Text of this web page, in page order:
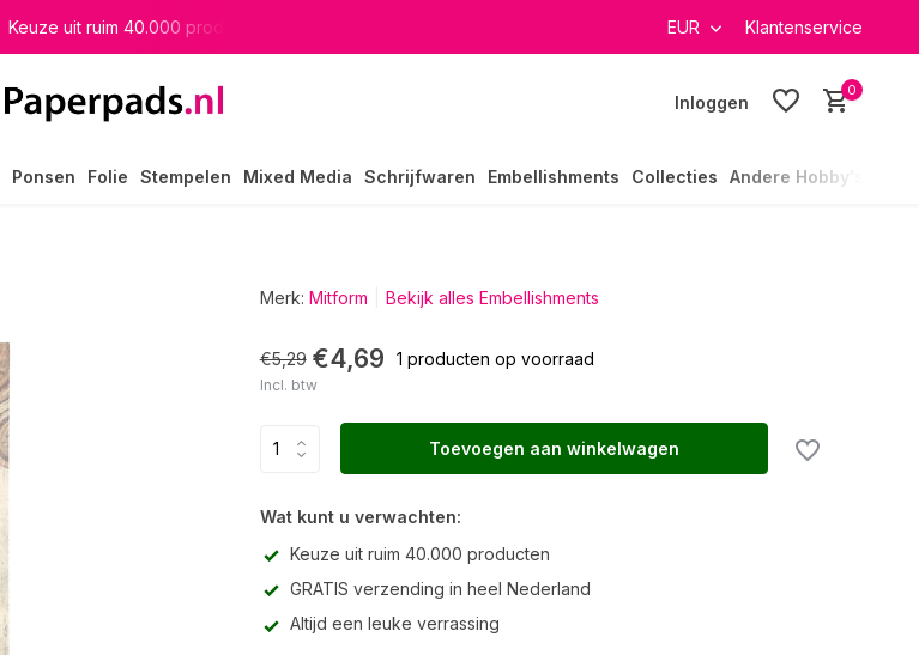
Keuze uit ruim 40.000 producten EUR Klantenservice
Inloggen
0
Ponsen Folie Stempelen Mixed Media Schrijfwaren Embellishments Collecties Andere Hobby's
Merk: Mitform Bekijk alles Embellishments
€5,29 €4,69 1 producten op voorraad
Incl. btw
Toevoegen aan winkelwagen
Wat kunt u verwachten:
Keuze uit ruim 40.000 producten
GRATIS verzending in heel Nederland
Altijd een leuke verrassing